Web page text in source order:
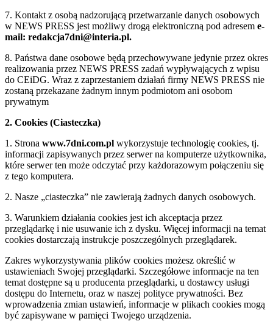
7. Kontakt z osobą nadzorującą przetwarzanie danych osobowych
w NEWS PRESS jest możliwy drogą elektroniczną pod adresem e-
mail: redakcja7dni@interia.pl.
8. Państwa dane osobowe będą przechowywane jedynie przez okres
realizowania przez NEWS PRESS zadań wypływających z wpisu
do CEiDG. Wraz z zaprzestaniem działań firmy NEWS PRESS nie
zostaną przekazane żadnym innym podmiotom ani osobom
prywatnym
2. Cookies (Ciasteczka)
1. Strona www.7dni.com.pl wykorzystuje technologię cookies, tj.
informacji zapisywanych przez serwer na komputerze użytkownika,
które serwer ten może odczytać przy każdorazowym połączeniu się
z tego komputera.
2. Nasze „ciasteczka” nie zawierają żadnych danych osobowych.
3. Warunkiem działania cookies jest ich akceptacja przez
przeglądarkę i nie usuwanie ich z dysku. Więcej informacji na temat
cookies dostarczają instrukcje poszczególnych przeglądarek.
Zakres wykorzystywania plików cookies możesz określić w
ustawieniach Swojej przeglądarki. Szczegółowe informacje na ten
temat dostępne są u producenta przeglądarki, u dostawcy usługi
dostępu do Internetu, oraz w naszej polityce prywatności. Bez
wprowadzenia zmian ustawień, informacje w plikach cookies mogą
być zapisywane w pamięci Twojego urządzenia.